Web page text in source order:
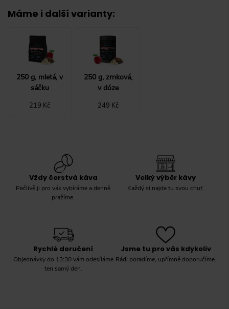
Máme i další varianty:
250 g, mletá, v
sáčku
219 Kč
250 g, zrnková,
v dóze
249 Kč
Vždy čerstvá káva
Pečlivě ji pro vás vybíráme a denně
pražíme.
Velký výběr kávy
Každý si najde tu svou chuť.
Rychlé doručení
Objednávky do 13:30 vám odesíláme
ten samý den.
Jsme tu pro vás kdykoliv
Rádi poradíme, upřímně doporučíme.